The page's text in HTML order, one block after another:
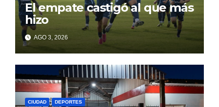
El empate castigó al que más
hizo
AGO 3, 2026
CIUDAD DEPORTES